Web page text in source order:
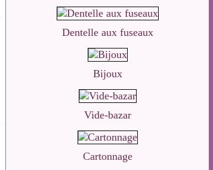
Dentelle aux fuseaux
Bijoux
Vide-bazar
Cartonnage